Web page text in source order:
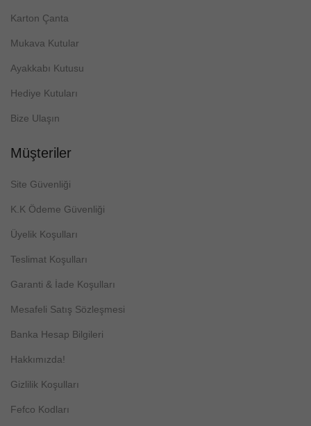
Karton Çanta
Mukava Kutular
Ayakkabı Kutusu
Hediye Kutuları
Bize Ulaşın
Müşteriler
Site Güvenliği
K.K Ödeme Güvenliği
Üyelik Koşulları
Teslimat Koşulları
Garanti & İade Koşulları
Mesafeli Satış Sözleşmesi
Banka Hesap Bilgileri
Hakkımızda!
Gizlilik Koşulları
Fefco Kodları